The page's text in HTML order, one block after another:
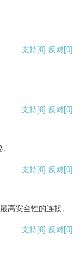
支持[0] 反对[0]
支持[0] 反对[0]
支持[0] 反对[0]
高安全性的连接。
支持[0] 反对[0]